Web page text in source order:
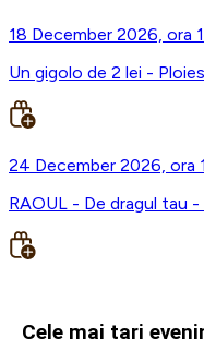
18 December 2026, ora
Un gigolo de 2 lei -
24 December 2026, ora
RAOUL - De dragul tau
Cele mai tari